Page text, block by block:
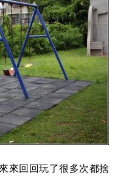
來回回玩了很多次都捨